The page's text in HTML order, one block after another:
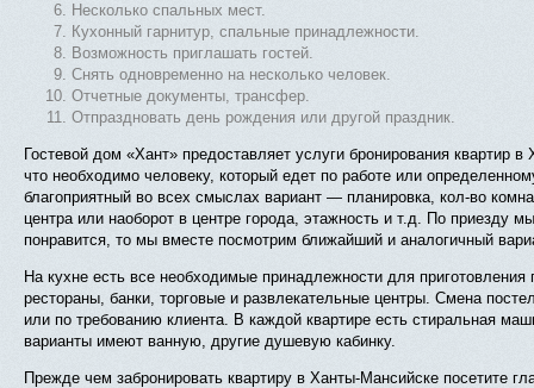
Несколько спальных мест.
Кухонный гарнитур, спальные принадлежности.
Возможность приглашать гостей.
Снять одновременно на несколько человек.
Отчетные документы, трансфер.
Отпраздновать день рождения или другой праздник.
Гостевой дом «Хант» предоставляет услуги бронирования квартир
что необходимо человеку, который едет по работе или
благоприятный во всех смыслах вариант — планировка, кол-во
центра или наоборот в центре города, этажность и т.д. По приезду
понравится, то мы вместе посмотрим ближайший и аналогичный
На кухне есть все необходимые принадлежности для
рестораны, банки, торговые и развлекательные центры. Смена
или по требованию клиента. В каждой квартире есть стиральная
варианты имеют ванную, другие душевую кабинку.
Прежде чем забронировать квартиру в Ханты-Мансийске посетите